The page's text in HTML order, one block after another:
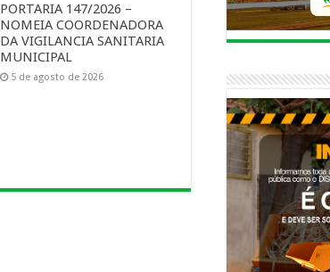
PORTARIA 147/2026 –
NOMEIA COORDENADORA
DA VIGILANCIA SANITARIA
MUNICIPAL
5 de agosto de 2026